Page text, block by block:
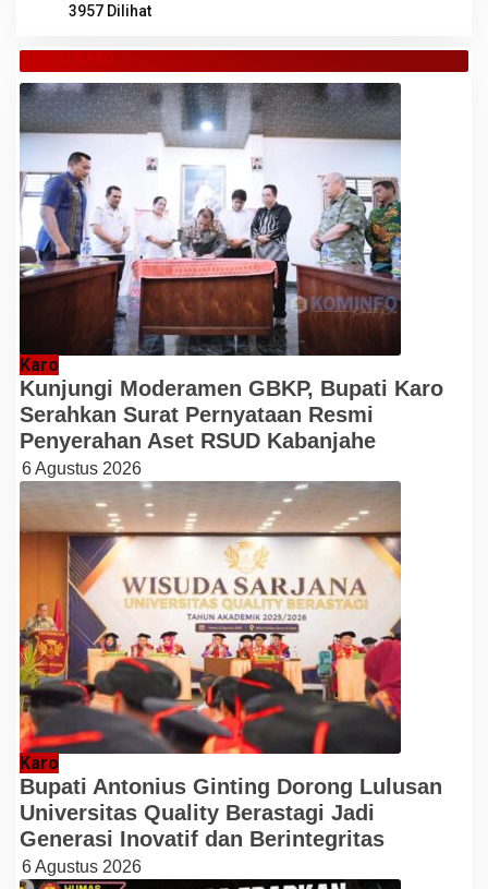
3957 Dilihat
TANAH KARO
Karo
Kunjungi Moderamen GBKP, Bupati Karo
Serahkan Surat Pernyataan Resmi
Penyerahan Aset RSUD Kabanjahe
6 Agustus 2026
Karo
Bupati Antonius Ginting Dorong Lulusan
Universitas Quality Berastagi Jadi
Generasi Inovatif dan Berintegritas
6 Agustus 2026